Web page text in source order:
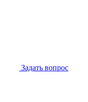
Задать вопрос